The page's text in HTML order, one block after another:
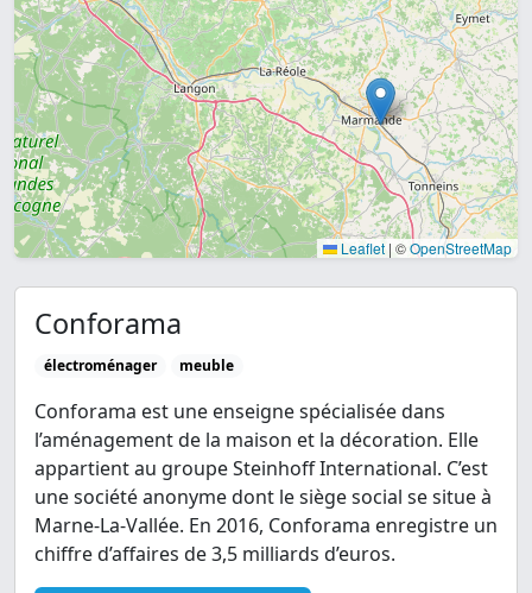
Leaflet | ©OpenStreetMap
Conforama
électroménager meuble
Conforama est une enseigne spécialisée dans
l’aménagement de la maison et la décoration. Elle
appartient au groupe Steinhoff International. C’est
une société anonyme dont le siège social se situe à
Marne-La-Vallée. En 2016, Conforama enregistre un
chiffre d’affaires de 3,5 milliards d’euros.